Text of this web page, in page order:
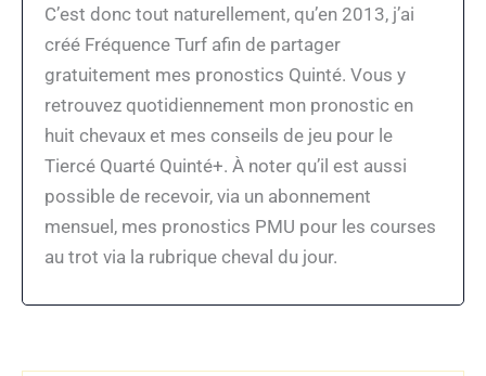
C’est donc tout naturellement, qu’en 2013, j’ai
créé Fréquence Turf afin de partager
gratuitement mes pronostics Quinté. Vous y
retrouvez quotidiennement mon pronostic en
huit chevaux et mes conseils de jeu pour le
Tiercé Quarté Quinté+. À noter qu’il est aussi
possible de recevoir, via un abonnement
mensuel, mes pronostics PMU pour les courses
au trot via la rubrique cheval du jour.